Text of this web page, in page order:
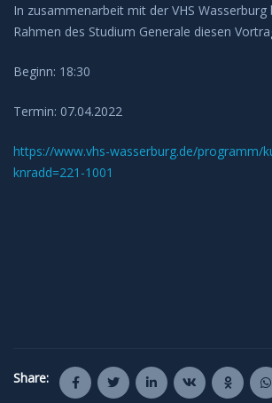
In zusammenarbeit mit der VHS Wasserburg
Rahmen des Studium Generale diesen
Beginn: 18:30
Termin: 07.04.2022
https://www.vhs-wasserburg.de/programm/
knradd=221-1001
Share: